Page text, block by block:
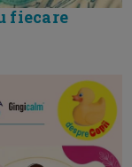
fiecare